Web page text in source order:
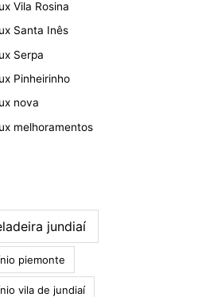
Vila Rosina
Santa Inês
Serpa
Pinheirinho
nova
melhoramentos
jundiaí
piemonte
vila de jundiaí